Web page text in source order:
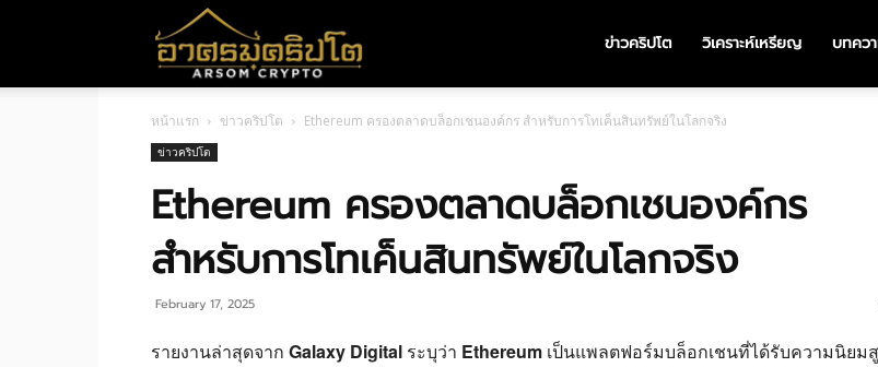
ศร
มค
ข่าวคริปโต วิเคราะห์เหรียญ บทคว
หน้าแรก ข่าวคริปโต Ethereum ครองตลาดบล็อกเชนองค์กร สำหรับการโทเค็นสินทรัพย์ในโลกจริง
ข่าวคริปโต
Ethereum ครองตลาดบล็อกเชนองค์กร
สำหรับการโทเค็นสินทรัพย์ในโลกจริง
February 17, 2025
รายงานล่าสุดจาก Galaxy Digital ระบุว่า Ethereum เป็นแพลตฟอร์มบล็อกเชนที่ได้รับความนิยม